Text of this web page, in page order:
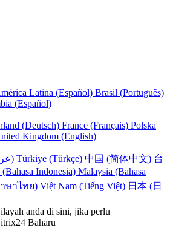
Latina (Español) Brasil (Português)
(Español)
(Deutsch) France (Français) Polska
Kingdom (English)
UAE (عربي) Türkiye (Türkçe) 中国 (简体中文) 台
Indonesia) Malaysia (Bahasa
ษาไทย) Việt Nam (Tiếng Việt) 日本 (日
anda di sini, jika perlu
Baharu